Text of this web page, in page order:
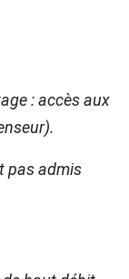
: accès aux
pas admis